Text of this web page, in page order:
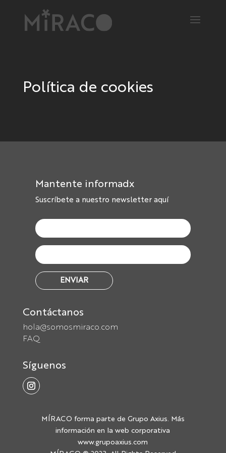
Política de cookies
Mantente informadx
Suscríbete a nuestro newsletter aquí
ENVIAR
Contáctanos
hola@somosmiraco.com
FAQ
Síguenos
MÍRACO forma parte de Grupo Axius. Más
información en la web corporativa
www.grupoaxius.com